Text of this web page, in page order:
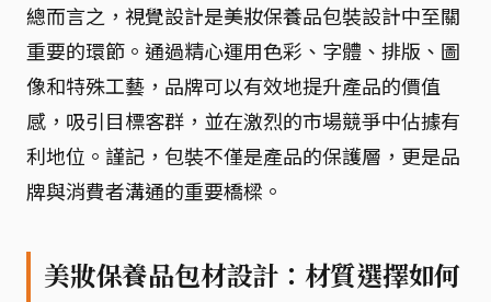
總而言之，視覺設計是美妝保養品包裝設計中至關
重要的環節。通過精心運用色彩、字體、排版、圖
像和特殊工藝，品牌可以有效地提升產品的價值
感，吸引目標客群，並在激烈的市場競爭中佔據有
利地位。謹記，包裝不僅是產品的保護層，更是品
牌與消費者溝通的重要橋樑。
美妝保養品包材設計：材質選擇如何